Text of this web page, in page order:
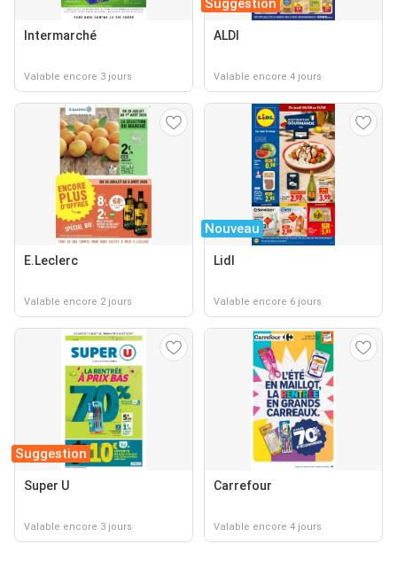
Intermarché
Valable encore 3 jours
Suggestion
ALDI
Valable encore 4 jours
E.Leclerc
Valable encore 2 jours
Nouveau
Lidl
Valable encore 6 jours
Suggestion
Super U
Valable encore 3 jours
Carrefour
Valable encore 4 jours